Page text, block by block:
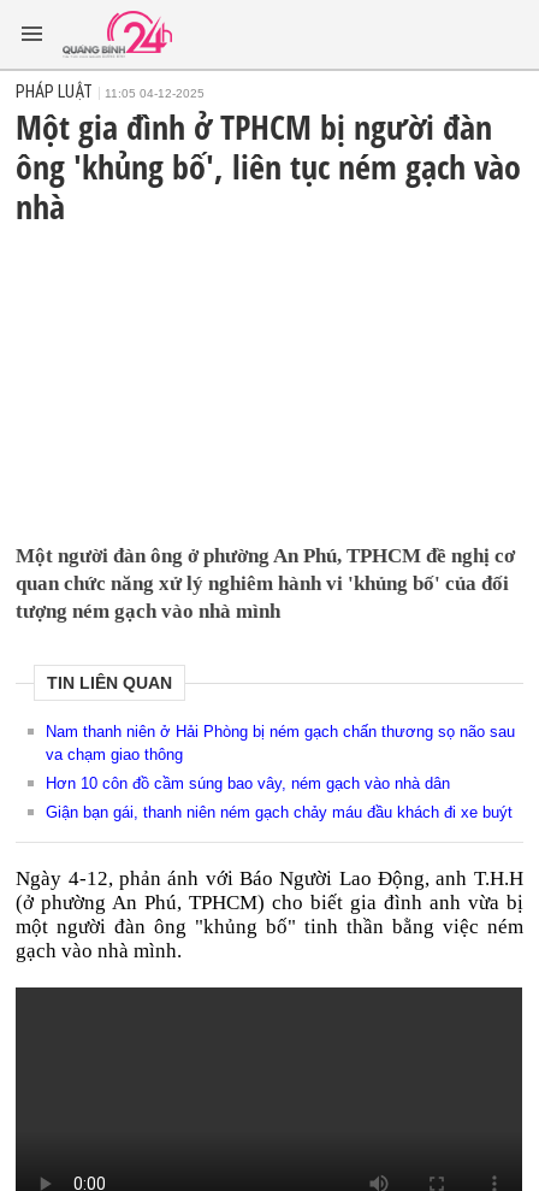
PHÁP LUẬT 11:05 04-12-2025
Một gia đình ở TPHCM bị người đàn
ông 'khủng bố', liên tục ném gạch vào
nhà
Một người đàn ông ở phường An Phú, TPHCM đề nghị cơ
quan chức năng xử lý nghiêm hành vi 'khủng bố' của đối
tượng ném gạch vào nhà mình
TIN LIÊN QUAN
Nam thanh niên ở Hải Phòng bị ném gạch chấn thương sọ não sau
va chạm giao thông
Hơn 10 côn đồ cầm súng bao vây, ném gạch vào nhà dân
Giận bạn gái, thanh niên ném gạch chảy máu đầu khách đi xe buýt
Ngày 4-12, phản ánh với Báo Người Lao Động, anh T.H.H
(ở phường An Phú, TPHCM) cho biết gia đình anh vừa bị
một người đàn ông "khủng bố" tinh thần bằng việc ném
gạch vào nhà mình.